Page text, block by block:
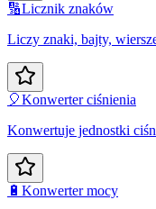
🔢Licznik znaków
Liczy znaki, bajty,
🎈Konwerter ciśnienia
Konwertuje jednostki
🔋 Konwerter mocy